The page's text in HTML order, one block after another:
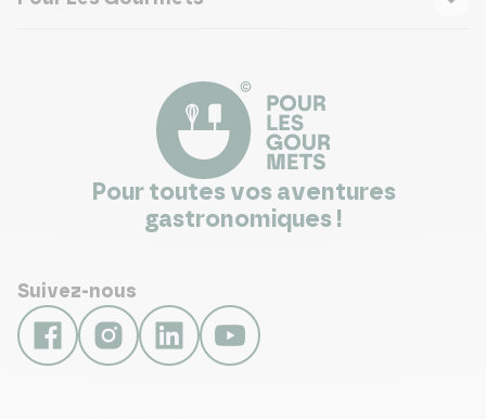
Pour toutes vos aventures
gastronomiques !
Suivez-nous